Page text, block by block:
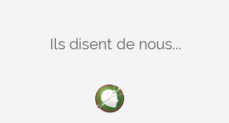
Ils disent de nous...